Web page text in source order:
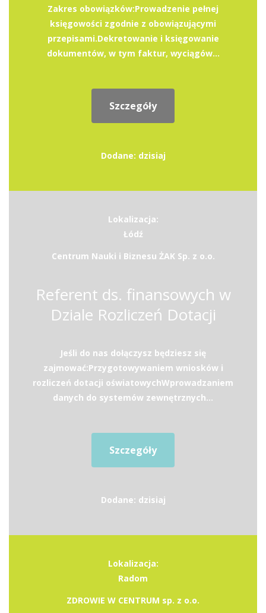
Zakres obowiązków:Prowadzenie pełnej
księgowości zgodnie z obowiązującymi
przepisami.Dekretowanie i księgowanie
dokumentów, w tym faktur, wyciągów...
Szczegóły
Dodane: dzisiaj
Lokalizacja:
Łódź
Centrum Nauki i Biznesu ŻAK Sp. z o.o.
Referent ds. finansowych w
Dziale Rozliczeń Dotacji
Jeśli do nas dołączysz będziesz się
zajmować:Przygotowywaniem wniosków i
rozliczeń dotacji oświatowychWprowadzaniem
danych do systemów zewnętrznych...
Szczegóły
Dodane: dzisiaj
Lokalizacja:
Radom
ZDROWIE W CENTRUM sp. z o.o.